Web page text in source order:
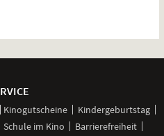
Kinogutscheine
Kindergeburtstag
Schule im Kino
Barrierefreiheit